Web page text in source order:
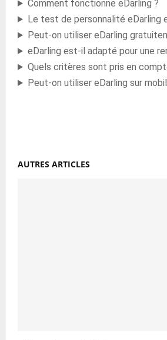
Comment fonctionne eDarling ?
Le test de personnalité eDarling
Peut-on utiliser eDarling
eDarling est-il adapté pour une
Quels critères sont pris en
Peut-on utiliser eDarling sur
AUTRES ARTICLES